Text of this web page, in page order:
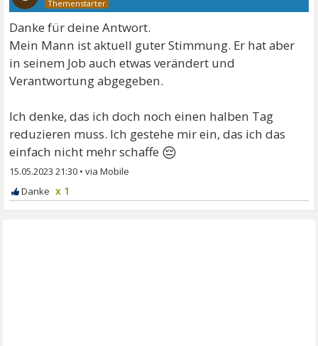
Danke für deine Antwort.
Mein Mann ist aktuell guter Stimmung. Er hat aber
in seinem Job auch etwas verändert und
Verantwortung abgegeben.
Ich denke, das ich doch noch einen halben Tag
reduzieren muss. Ich gestehe mir ein, das ich das
einfach nicht mehr schaffe 😔
15.05.2023 21:30 •
x 1